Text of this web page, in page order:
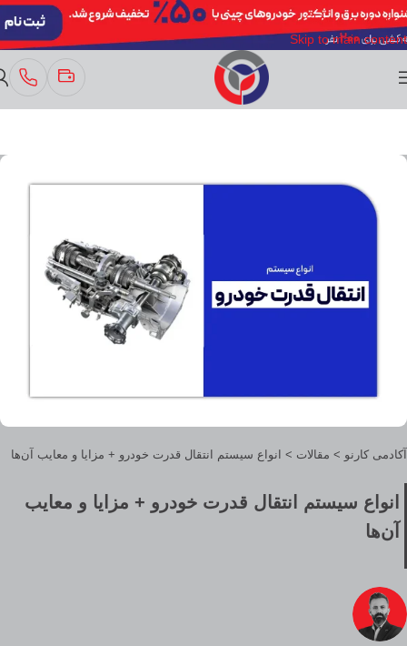
Skip to navigation
Skip to main content
آکادمی کارنو > مقالات > انواع سیستم انتقال قدرت خودرو + مزایا و معایب آن‌ها
انواع سیستم انتقال قدرت خودرو + مزایا و معایب
آن‌ها